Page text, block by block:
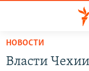
Вернуться
основному
НОВОСТИ
Власти